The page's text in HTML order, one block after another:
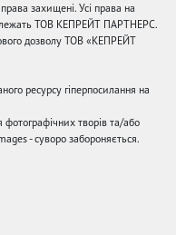
захищені. Усі права на
ТОВ КЕПРЕЙТ ПАРТНЕРС.
дозволу ТОВ «КЕПРЕЙТ
ресурсу гіперпосилання на
творів та/або
- суворо забороняється.